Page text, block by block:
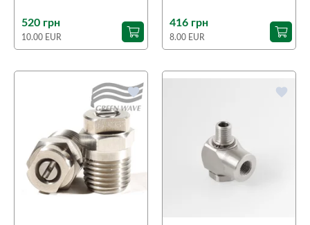
520 грн
10.00 EUR
416 грн
8.00 EUR
favorite favorite